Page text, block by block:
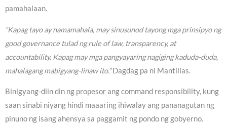
pamahalaan.
“Kapag tayo ay namamahala, may sinusunod tayong mga prinsipyo ng
good governance tulad ng rule of law, transparency, at
accountability. Kapag may mga pangyayaring nagiging kaduda-duda,
mahalagang mabigyang-linaw ito.”Dagdag pa ni Mantillas.
Binigyang-diin din ng propesor ang command responsibility, kung
saan sinabi niyang hindi maaaring ihiwalay ang pananagutan ng
pinuno ng isang ahensya sa paggamit ng pondo ng gobyerno.